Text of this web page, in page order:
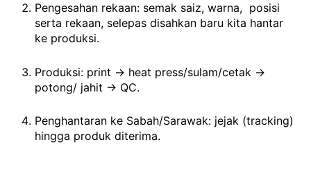
Pengesahan rekaan: semak saiz, warna, posisi
serta rekaan, selepas disahkan baru kita hantar
ke produksi.
Produksi: print → heat press/sulam/cetak →
potong/ jahit → QC.
Penghantaran ke Sabah/Sarawak: jejak (tracking)
hingga produk diterima.